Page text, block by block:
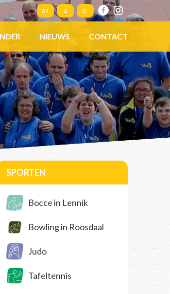
a+ a a-
NIEUWS CONTACT
SPORTEN
Bocce in Lennik
Bowling in Roosdaal
Judo
Tafeltennis